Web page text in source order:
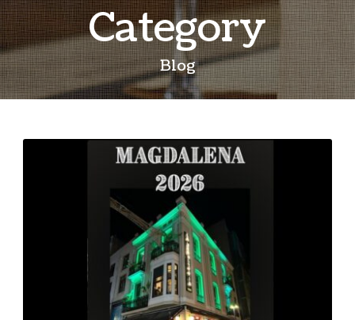
Category
Blog